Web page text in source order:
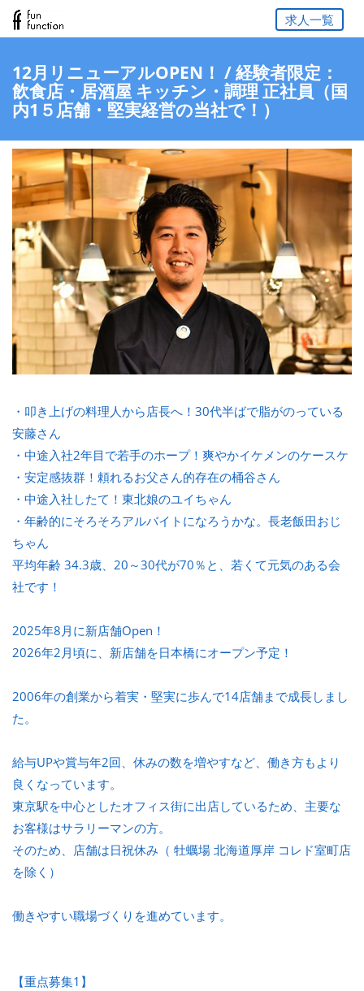
求人一覧
12月リニューアルOPEN！ / 経験者限定：
飲食店・居酒屋 キッチン・調理 正社員（国
内1５店舗・堅実経営の当社で！）
・叩き上げの料理人から店長へ！30代半ばで脂がのっている
安藤さん
・中途入社2年目で若手のホープ！爽やかイケメンのケースケ
・安定感抜群！頼れるお父さん的存在の桶谷さん
・中途入社したて！東北娘のユイちゃん
・年齢的にそろそろアルバイトになろうかな。長老飯田おじ
ちゃん
平均年齢 34.3歳、20～30代が70％と、若くて元気のある会
社です！
2025年8月に新店舗Open！
2026年2月頃に、新店舗を日本橋にオープン予定！
2006年の創業から着実・堅実に歩んで14店舗まで成長しまし
た。
給与UPや賞与年2回、休みの数を増やすなど、働き方もより
良くなっています。
東京駅を中心としたオフィス街に出店しているため、主要な
お客様はサラリーマンの方。
そのため、店舗は日祝休み（ 牡蠣場 北海道厚岸 コレド室町店
を除く）
働きやすい職場づくりを進めています。
【重点募集1】